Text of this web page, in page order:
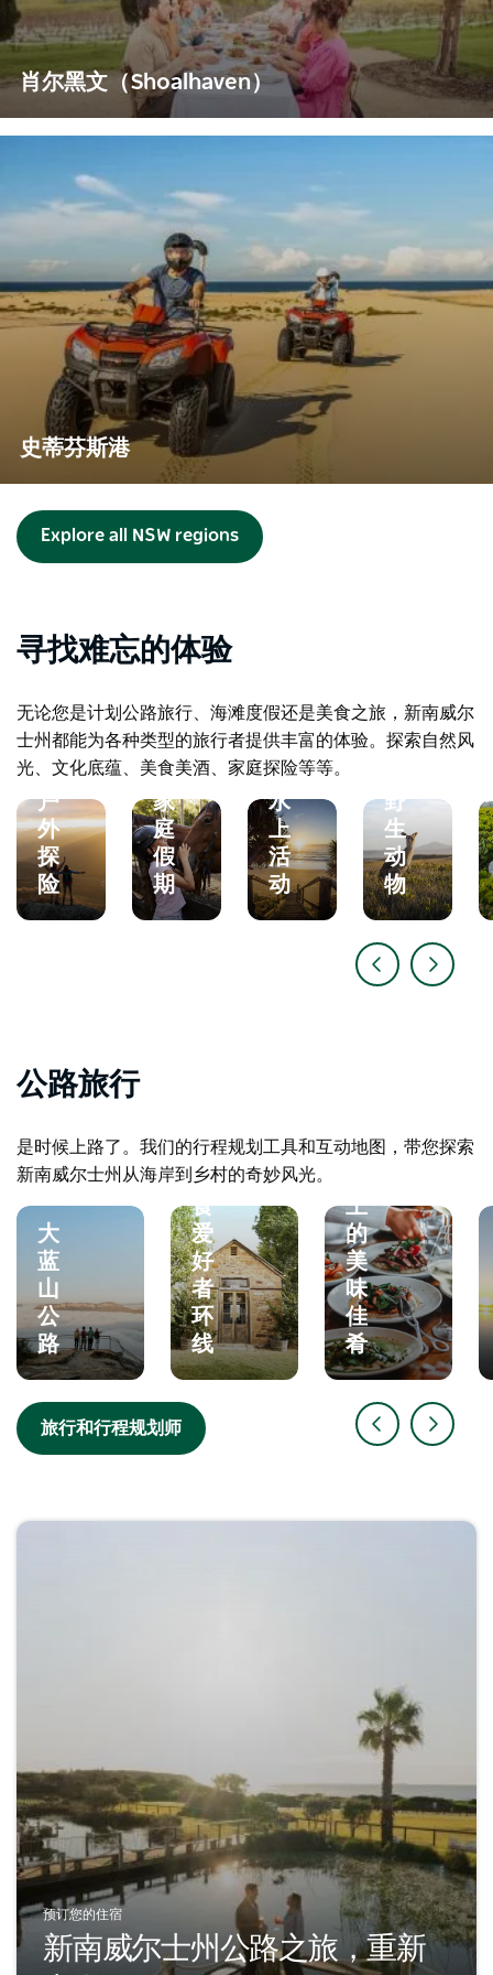
肖尔黑文（Shoalhaven）
史蒂芬斯港
Explore all NSW regions
寻找难忘的体验
无论您是计划公路旅行、海滩度假还是美食之旅，新南威尔
士州都能为各种类型的旅行者提供丰富的体验。探索自然风
光、文化底蕴、美食美酒、家庭探险等等。
户
外
探
险
家
庭
假
期
海
滩
和
水
上
活
动
公
园
野
生
动
物
公路旅行
是时候上路了。我们的行程规划工具和互动地图，带您探索
新南威尔士州从海岸到乡村的奇妙风光。
大
蓝
山
公
路
美
食
爱
好
者
环
线
乡
之
上
的
美
味
佳
肴
旅行和行程规划师
预订您的住宿
新南威尔士州公路之旅，重新